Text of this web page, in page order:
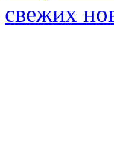
свежих